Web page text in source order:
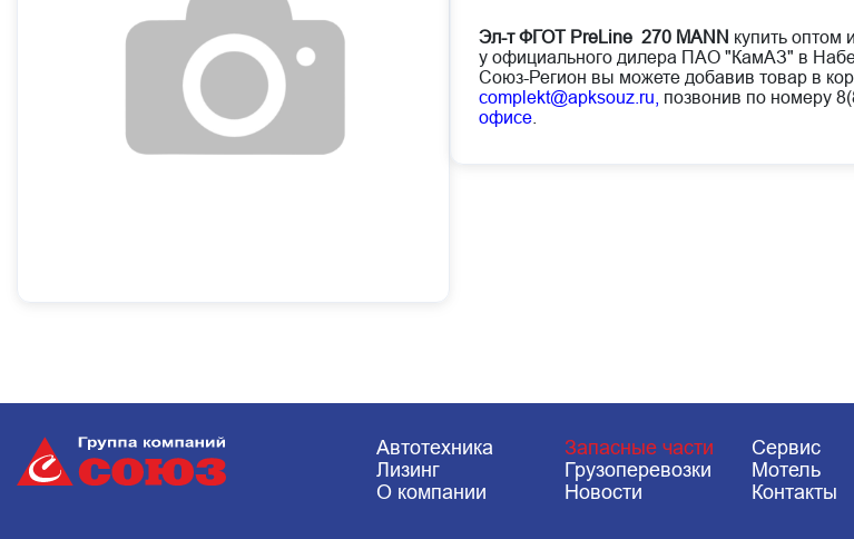
Эл-т ФГОТ PreLine 270 МАNN купить оптом
у официального дилера ПАО "КамАЗ" в
Союз-Регион вы можете добавив товар в
complekt@apksouz.ru, позвонив по номеру
офисе
Автотехника Запасные части
Сервис
Лизинг
Грузоперевозки
Мотель
О компании
Новости Контакты